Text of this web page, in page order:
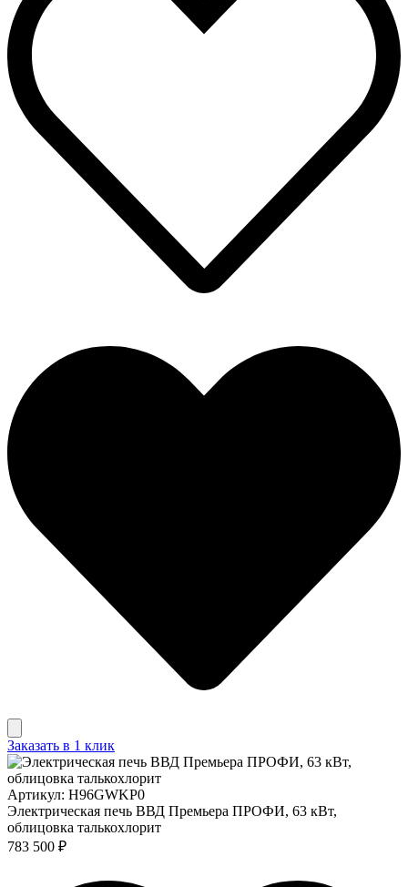
Заказать в 1 клик
Артикул: H96GWKP0
Электрическая печь ВВД Премьера ПРОФИ, 63 кВт,
облицовка талькохлорит
783 500 ₽